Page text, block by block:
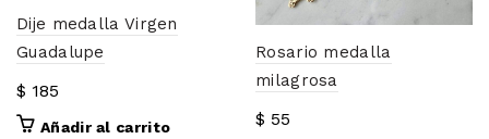
Dije medalla Virgen
Guadalupe
$ 185
Añadir al carrito
Rosario medalla
milagrosa
$ 55